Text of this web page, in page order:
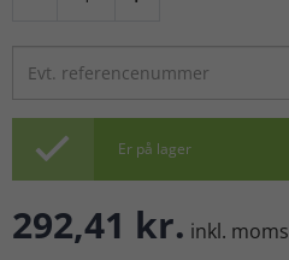
 Er på lager
292,41 kr. inkl. moms